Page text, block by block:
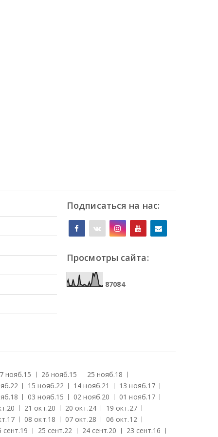
Подписаться на нас:
Просмотры сайта:
87084
нояб.15 26 нояб.15 25 нояб.18
22 15 нояб.22 14 нояб.21 13 нояб.17
18 03 нояб.15 02 нояб.20 01 нояб.17
20 21 окт.20 20 окт.24 19 окт.27
17 08 окт.18 07 окт.28 06 окт.12
сент.19 25 сент.22 24 сент.20 23 сент.16